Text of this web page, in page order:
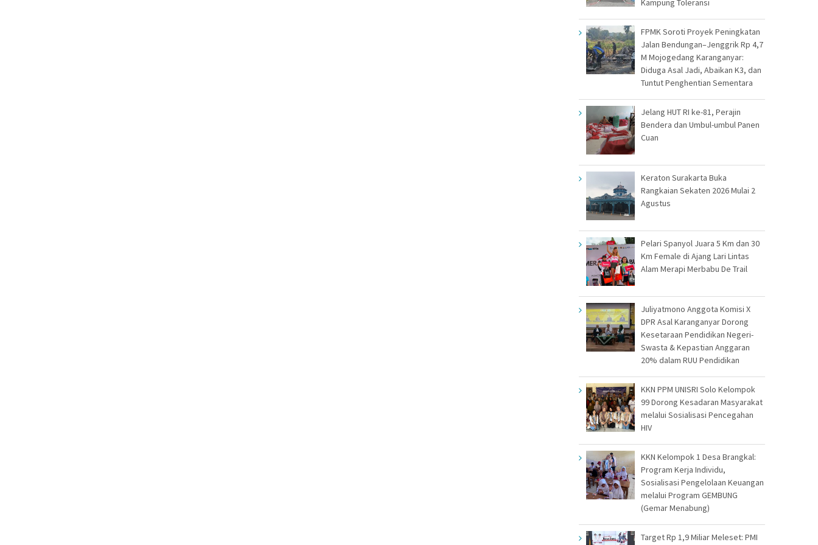
Kampung Toleransi
FPMK Soroti Proyek Peningkatan
Jalan Bendungan–Jenggrik Rp 4,7
M Mojogedang Karanganyar:
Diduga Asal Jadi, Abaikan K3, dan
Tuntut Penghentian Sementara
Jelang HUT RI ke-81, Perajin
Bendera dan Umbul-umbul Panen
Cuan
Keraton Surakarta Buka
Rangkaian Sekaten 2026 Mulai 2
Agustus
Pelari Spanyol Juara 5 Km dan 30
Km Female di Ajang Lari Lintas
Alam Merapi Merbabu De Trail
Juliyatmono Anggota Komisi X
DPR Asal Karanganyar Dorong
Kesetaraan Pendidikan Negeri-
Swasta & Kepastian Anggaran
20% dalam RUU Pendidikan
KKN PPM UNISRI Solo Kelompok
99 Dorong Kesadaran Masyarakat
melalui Sosialisasi Pencegahan
HIV
KKN Kelompok 1 Desa Brangkal:
Program Kerja Individu,
Sosialisasi Pengelolaan Keuangan
melalui Program GEMBUNG
(Gemar Menabung)
Target Rp 1,9 Miliar Meleset: PMI